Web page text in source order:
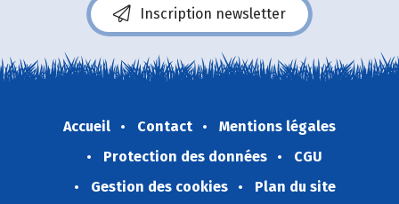
Inscription newsletter
Accueil Contact
Mentions légales
Protection des données
CGU
Gestion des cookies
Plan du site